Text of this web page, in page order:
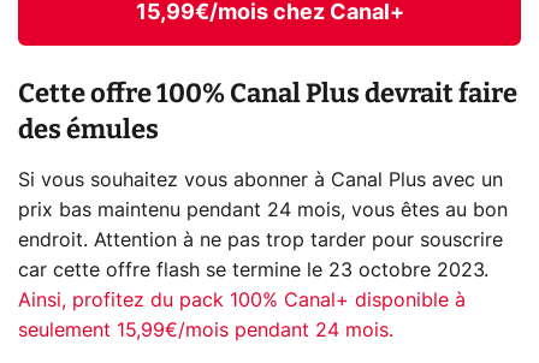
15,99€/mois chez Canal+
Cette offre 100% Canal Plus devrait faire
des émules
Si vous souhaitez vous abonner à Canal Plus avec un
prix bas maintenu pendant 24 mois, vous êtes au bon
endroit. Attention à ne pas trop tarder pour souscrire
car cette offre flash se termine le 23 octobre 2023.
Ainsi, profitez du pack 100% Canal+ disponible à
seulement 15,99€/mois pendant 24 mois.